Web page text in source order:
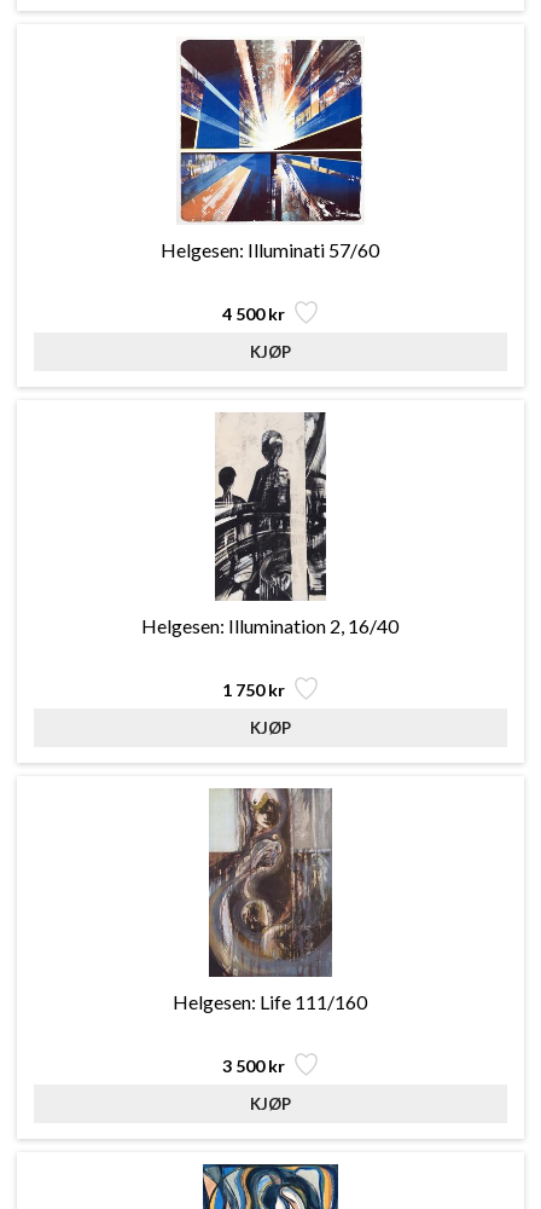
Helgesen: Illuminati 57/60
4 500 kr
Helgesen: Illumination 2, 16/40
1 750 kr
Helgesen: Life 111/160
3 500 kr